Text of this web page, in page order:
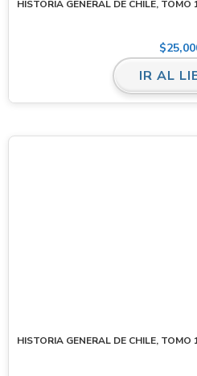
HISTORIA GENERAL DE CHILE, TOMO
$
IR AL
HISTORIA GENERAL DE CHILE, TOMO